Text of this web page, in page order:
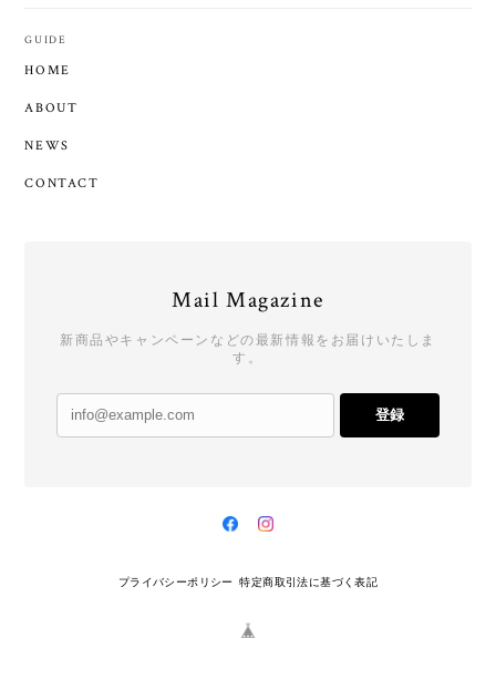
GUIDE
HOME
ABOUT
NEWS
CONTACT
Mail Magazine
新商品やキャンペーンなどの最新情報をお届けいたしま
す。
登録
プライバシーポリシー 特定商取引法に基づく表記